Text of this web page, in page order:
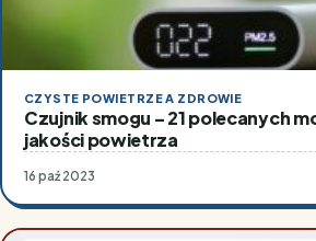
CZYSTE POWIETRZE A ZDROWIE
Czujnik smogu – 21 polecanych
jakości powietrza
16 paź 2023